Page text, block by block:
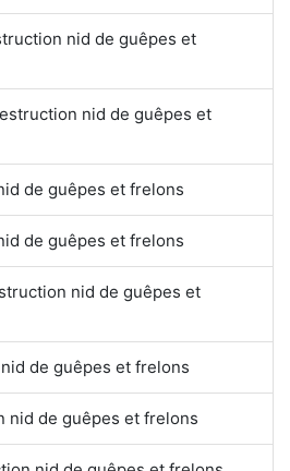
nid de guêpes et
nid de guêpes et
de guêpes et frelons
de guêpes et frelons
nid de guêpes et
de guêpes et frelons
nid de guêpes et frelons